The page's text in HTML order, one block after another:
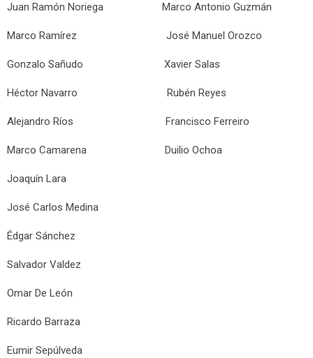
Juan Ramón Noriega Marco Antonio Guzmán
Marco Ramírez José Manuel Orozco
Gonzalo Sañudo Xavier Salas
Héctor Navarro Rubén Reyes
Alejandro Ríos Francisco Ferreiro
Marco Camarena Duilio Ochoa
Joaquín Lara
José Carlos Medina
Édgar Sánchez
Salvador Valdez
Omar De León
Ricardo Barraza
Eumir Sepúlveda